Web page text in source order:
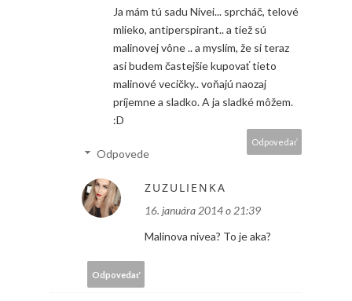
Ja mám tú sadu Nivei... sprcháč, telové
mlieko, antiperspirant.. a tiež sú
malinovej vône .. a myslím, že si teraz
asi budem častejšie kupovať tieto
malinové vecičky.. voňajú naozaj
príjemne a sladko. A ja sladké môžem.
:D
Odpovedať
Odpovede
ZUZULIENKA
16. januára 2014 o 21:39
Malinova nivea? To je aka?
Odpovedať